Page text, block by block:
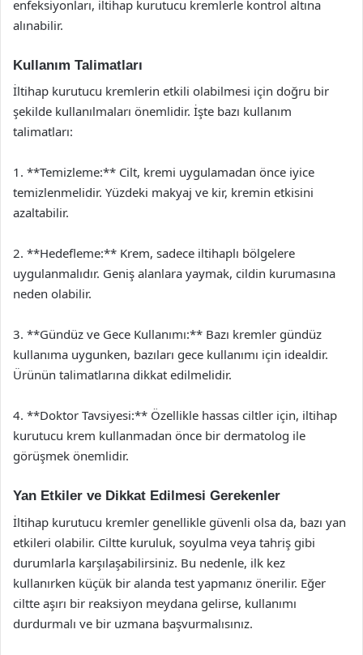
enfeksiyonları, iltihap kurutucu kremlerle kontrol altına
alınabilir.
Kullanım Talimatları
İltihap kurutucu kremlerin etkili olabilmesi için doğru bir
şekilde kullanılmaları önemlidir. İşte bazı kullanım
talimatları:
1. **Temizleme:** Cilt, kremi uygulamadan önce iyice
temizlenmelidir. Yüzdeki makyaj ve kir, kremin etkisini
azaltabilir.
2. **Hedefleme:** Krem, sadece iltihaplı bölgelere
uygulanmalıdır. Geniş alanlara yaymak, cildin kurumasına
neden olabilir.
3. **Gündüz ve Gece Kullanımı:** Bazı kremler gündüz
kullanıma uygunken, bazıları gece kullanımı için idealdir.
Ürünün talimatlarına dikkat edilmelidir.
4. **Doktor Tavsiyesi:** Özellikle hassas ciltler için, iltihap
kurutucu krem kullanmadan önce bir dermatolog ile
görüşmek önemlidir.
Yan Etkiler ve Dikkat Edilmesi Gerekenler
İltihap kurutucu kremler genellikle güvenli olsa da, bazı yan
etkileri olabilir. Ciltte kuruluk, soyulma veya tahriş gibi
durumlarla karşılaşabilirsiniz. Bu nedenle, ilk kez
kullanırken küçük bir alanda test yapmanız önerilir. Eğer
ciltte aşırı bir reaksiyon meydana gelirse, kullanımı
durdurmalı ve bir uzmana başvurmalısınız.